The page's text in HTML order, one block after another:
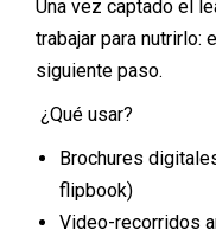
Una vez captado el
trabajar para nutrirlo:
siguiente paso.
¿Qué usar?
Brochures
flipbook)
Video-recorridos